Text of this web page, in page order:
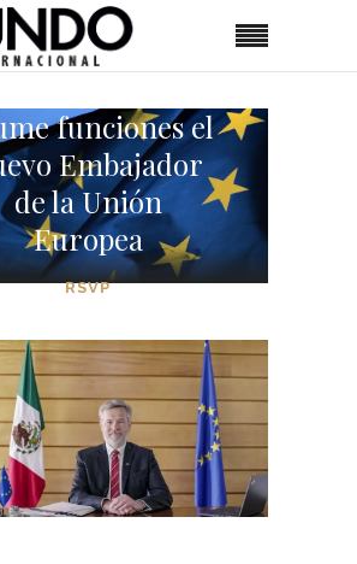
funciones el
Embajador
de la Unión
Europea
RSVP